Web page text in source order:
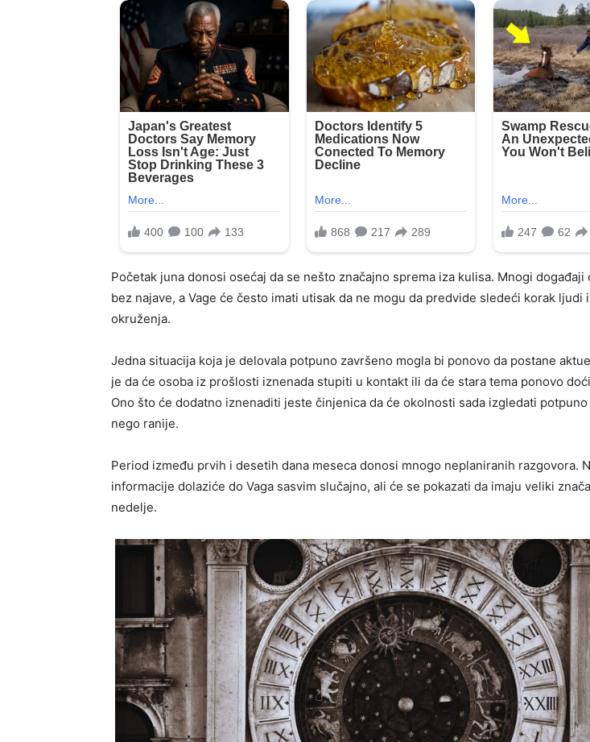
Početak juna donosi osećaj da se nešto značajno sprema iza kulisa. Mnogi događaji
bez najave, a Vage će često imati utisak da ne mogu da predvide sledeći korak ljudi
okruženja.
Jedna situacija koja je delovala potpuno završeno mogla bi ponovo da postane
je da će osoba iz prošlosti iznenada stupiti u kontakt ili da će stara tema ponovo
Ono što će dodatno iznenaditi jeste činjenica da će okolnosti sada izgledati
nego ranije.
Period između prvih i desetih dana meseca donosi mnogo neplaniranih razgovora.
informacije dolaziće do Vaga sasvim slučajno, ali će se pokazati da imaju veliki
nedelje.